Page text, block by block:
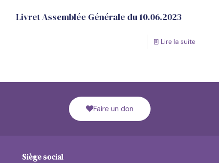
Livret Assemblée Générale du 10.06.2023
Lire la suite
Faire un don
Siège social